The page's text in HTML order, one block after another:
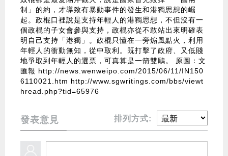
制」的約，才導致有暴動事件的發生和港獨思想的崛
起。政棍口裡說是支持年輕人的港獨思想，不但沒有一
個政棍的子女會參與支持，政棍亦從不敢站出來明確表
明自己支持「港獨」。政棍只懂在一旁煽風點火，利用
年輕人的衝動無知，從中取利。既打擊了政府、又低賤
地爭取到年輕人的選票，可真算是一箭雙鵰。 原圖：文
匯報 http://news.wenweipo.com/2015/06/11/IN150
6110021.htm http://www.sgwritings.com/bbs/viewt
hread.php?tid=65976
發表意見 排列方式: